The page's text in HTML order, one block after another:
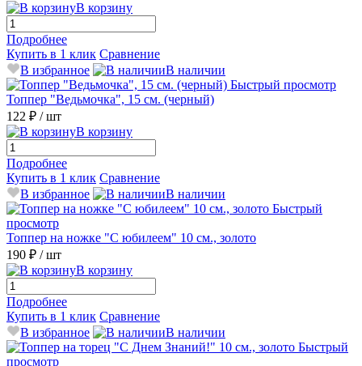
В корзину
Подробнее
Купить в 1 клик Сравнение
В избранное
В наличии
Быстрый просмотр
Топпер "Ведьмочка", 15 см. (черный)
122 ₽ / шт
В корзину
Подробнее
Купить в 1 клик Сравнение
В избранное
В наличии
Быстрый
просмотр
Топпер на ножке "С юбилеем" 10 см., золото
190 ₽ / шт
В корзину
Подробнее
Купить в 1 клик Сравнение
В избранное
В наличии
Быстрый
просмотр